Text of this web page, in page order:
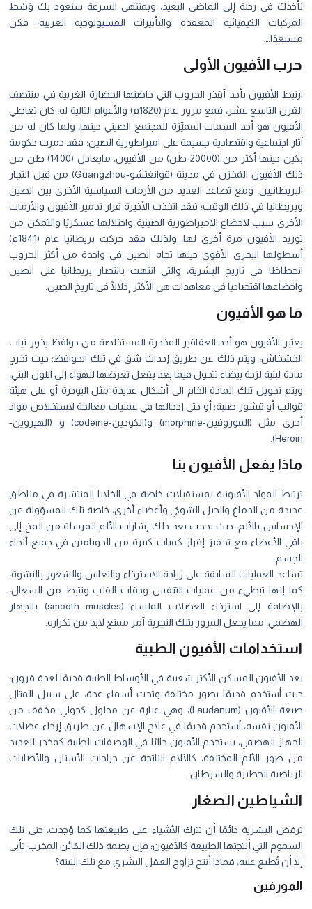
نأخذك في رحلة إلى الماضي البعيد، وبمنتهى السرعة سنعود بك وَسْط
المركبات الكيميائية المعقدة والتأثيرات الفسيولوجية الغريبة؛ فكن
مستعدًا…
حرب الأفيون الأولى
ارتبط الأفيون بأحد أقذر الحروب التي خاضتها الحضارة الغربية في منتصف
القرن التاسع عشر، فمع مرور عام (1820م) والأعوام التالية له، كان تعاطي
الأفيون هو أحد السِمات المميِّزة للمجتمع الصيني حينها، ولما كان له من
آثار اجتماعية واقتصادية جسيمة على امبراطورية الصين؛ فقد دمرت حكومة
بكين حينها أكثر من (20000 طن) من الأفيون، مايعادل (1400) طن من
ذلك الأفيون المُخزن في مدينة (قوانغتشو-Guangzhou) من قِبل التجار
البريطانيين، ومع تصاعد العديد من الأزمات السياسية الأخرى بين الصين
وبريطانيا في ذلك الوقت؛ فقد اتخذت الأخيرة قرار تدمير الأفيون والأزمات
الأخرى سبب لاخضاع الامبراطورية الصينية واحتلالها عسكريًا والتمكن من
توريد الأفيون مرة أخرى لها، ولذلك فقد حركت بريطانيا عام (1841م)
أسطولها البحري الأقوى حينها تجاه الصين في واحدة من أكثر الحروب
انحطاطًا في تاريخ البشرية، والتي انتهت بانتصار بريطانيا على الصين
واخضاعها اقتصاديا في معاهدات هي الأكثر إذلالًا في تاريخ الصين.
ما هو الأفيون
يعتبر الأفيون هو أحد العقاقير المخدرة المستخلصة من حوافظ بذور نبات
الخشخاش، ويتم ذلك عن طريق إحداث شق في تلك الحوافظ؛ حيث تخرج
مادة لبنية لزجة بيضاء تتحول فيما بعد بفعل تعرضها للهواء إلى اللون البني،
ويتم تحويل تلك المادة الخام الى أشكال عديدة مثل البودرة أو على هيئة
قوالب أو قشور صلبة؛ أو حتى إدخالها في عمليات معالجة لاستخلاص مواد
أخرى مثل (الموروفين-morphine) و(الكودين-codeine) و (الهيروين-
Heroin).
ماذا يفعل الأفيون بنا
ترتبط المواد الأفيونية بمستقبلات خاصة في الخلايا المنتشرة في مناطق
عديدة من الدماغ والحبل الشوكي وأعضاء أخرى، خاصة تلك المسؤولة عن
الإحساس بالألم، حيث يحجب بعد ذلك إشارات الألم المرسلة من المخ إلى
باقي الأعضاء مع تحفيز إفراز كميات كبيرة من الدوبامين في جميع أنحاء
الجسم.
تساعد العمليات السابقة على زيادة الاسترخاء والنعاس والشعور بالنشوة،
كما إنها تبطيء من عمليات التنفس ودقات القلب وتثبط من السعال،
بالإضافة إلى استرخاء العضلات الملساء (smooth muscles) بالجهاز
الهضمي، مما يجعل المرور بتلك التجربة أمر ممتع لابد من تكراره.
استخدامات الأفيون الطبية
يعد الأفيون المسكن الأكثر شعبية في الأوساط الطبية قديمًا لعدة قرون؛
حيث اُستخدم قديمًا بصور مختلفة وتحت أسماء عدة، على سبيل المثال
صبغة الأفيون (Laudanum)، وهي عبارة عن محلول كحولي مخفف من
الأفيون نفسه، اُستخدم قديمًا في علاج الإسهال عن طريق إرخاء عضلات
الجهاز الهضمي، يستخدم الأفيون حاليًا في الوصفات الطبية كمخدر للعديد
من صور الألم المختلفة، كالآلام الناتجة عن جراحات الأسنان والأصابات
الرياضية الخطيرة والسرطان.
الشياطين الصغار
ترفض البشرية دائمًا أن تترك الأشياء على طبيعتها كما وُجدت، حتى تلك
السموم التي أنتجتها الطبيعة كالأفيون؛ فإن بصمة ذلك الكائن المخرب تأبى
إلا أن تُطبع عليه، فماذا أنتج تزاوج العقل البشري مع تلك النبتة؟
المورفين